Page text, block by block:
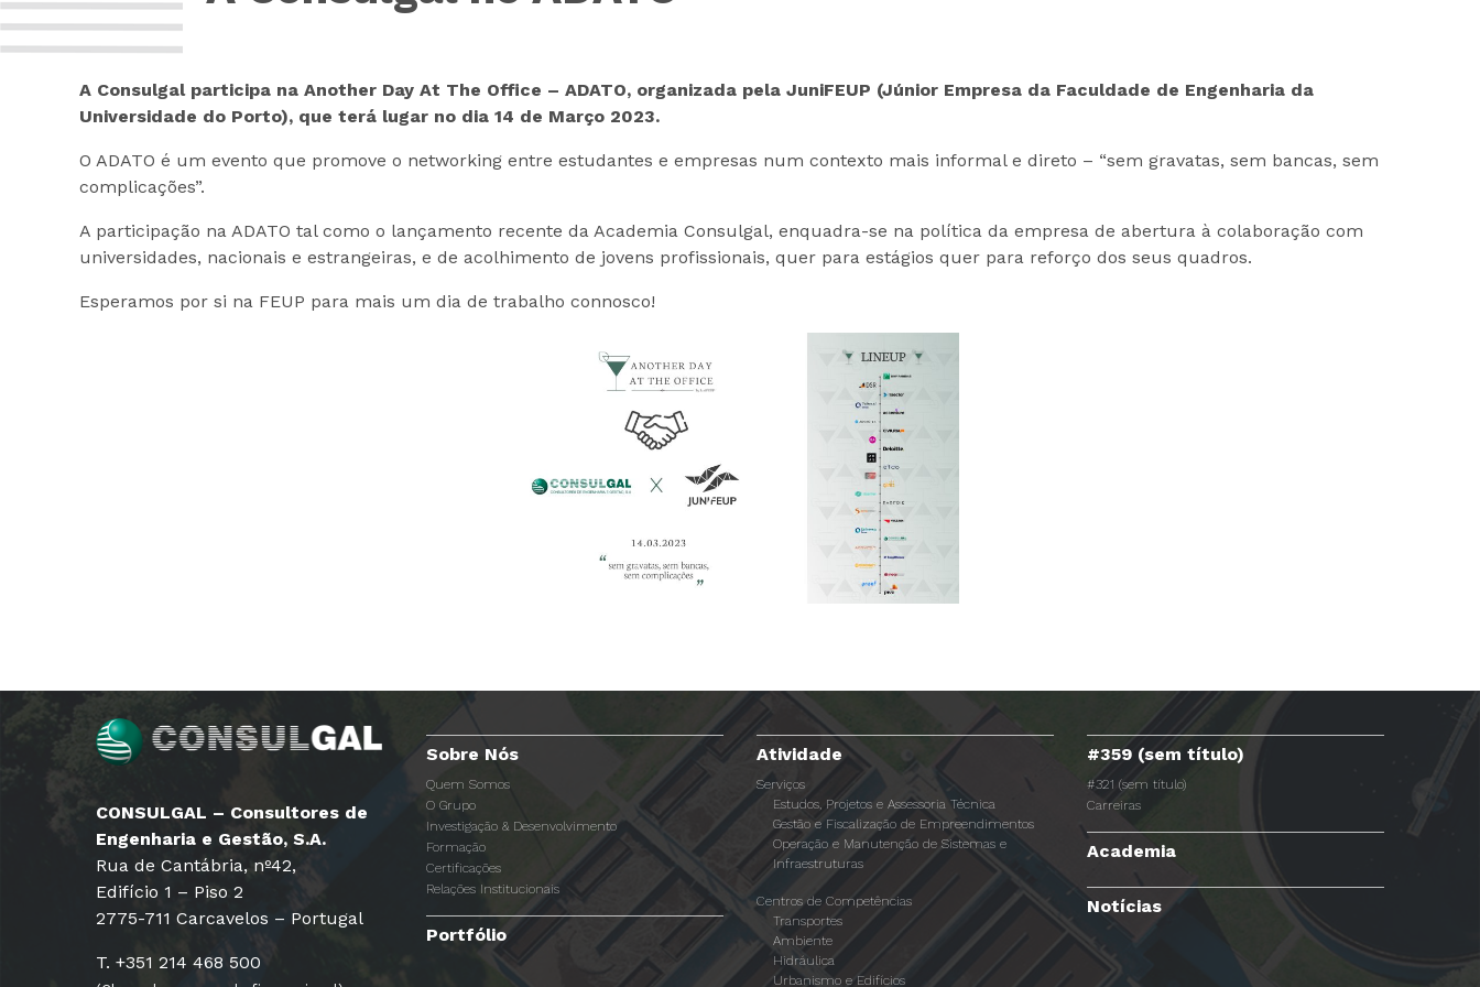
A Consulgal participa na Another Day At The Office – ADATO, organizada pela JuniFEUP (Júnior Empresa da Faculdade de Engenharia da
Universidade do Porto), que terá lugar no dia 14 de Março 2023.
O ADATO é um evento que promove o networking entre estudantes e empresas num contexto mais informal e direto – “sem gravatas, sem bancas, sem
complicações”.
A participação na ADATO tal como o lançamento recente da Academia Consulgal, enquadra-se na política da empresa de abertura à colaboração com
universidades, nacionais e estrangeiras, e de acolhimento de jovens profissionais, quer para estágios quer para reforço dos seus quadros.
Esperamos por si na FEUP para mais um dia de trabalho connosco!
CONSULGAL – Consultores de
Engenharia e Gestão, S.A.
Rua de Cantábria, nº42,
Edifício 1 – Piso 2
2775-711 Carcavelos – Portugal
T. +351 214 468 500
Sobre Nós
Quem Somos
O Grupo
Investigação & Desenvolvimento
Formação
Certificações
Relações Institucionais
Portfólio
Atividade
Serviços
Estudos, Projetos e Assessoria Técnica
Gestão e Fiscalização de Empreendimentos
Operação e Manutenção de Sistemas e
Infraestruturas
Centros de Competências
Transportes
Ambiente
Hidráulica
Urbanismo e Edifícios
#359 (sem título)
#321 (sem título)
Carreiras
Academia
Notícias